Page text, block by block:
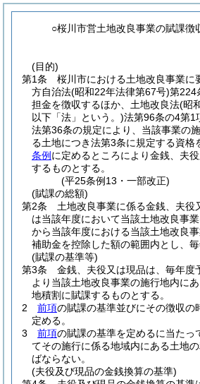
○桜川市営土地改良事業の賦課徴
(目的)
第1条
桜川市における土地改良事業に
方自治法(昭和22年法律第67号)第224
担金を徴収するほか、土地改良法(昭
以下「法」という。)法第96条の4第1
法第36条の規定により、当該事業の
る土地につき法第3条に規定する資格
条例 に定めるところにより金銭、夫
するものとする。
(平25条例13・一部改正)
(賦課の総額)
第2条
土地改良事業に係る金銭、夫役
は当該年度において当該土地改良事
から当該年度における当該土地改良
補助金を控除した額の範囲内とし、毎
(賦課の基準等)
第3条
金銭、夫役又は現品は、毎年度
より当該土地改良事業の施行地内に
地積割に賦課するものとする。
2
前項の賦課の基準並びにその徴収の
定める。
3
前項の賦課の基準を定めるに当たっ
てその施行に係る地域内にある土地
ばならない。
(夫役及び現品の金銭換算の基準)